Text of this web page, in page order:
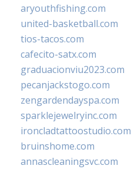
aryouthfishing.com
united-basketball.com
tios-tacos.com
cafecito-satx.com
graduacionviu2023.com
pecanjackstogo.com
zengardendayspa.com
sparklejewelryinc.com
ironcladtattoostudio.com
bruinshome.com
annascleaningsvc.com